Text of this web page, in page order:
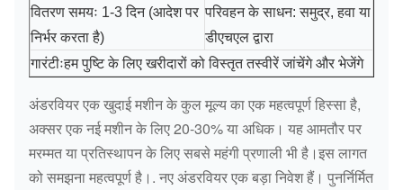
वितरण समयः 1-3 दिन (आदेश पर
निर्भर करता है)
परिवहन के साधन: समुद्र, हवा या
डीएचएल द्वारा
गारंटीःहम पुष्टि के लिए खरीदारों को विस्तृत तस्वीरें जांचेंगे और भेजेंगे
अंडरवियर एक खुदाई मशीन के कुल मूल्य का एक महत्वपूर्ण हिस्सा है,
अक्सर एक नई मशीन के लिए 20-30% या अधिक। यह आमतौर पर
मरम्मत या प्रतिस्थापन के लिए सबसे महंगी प्रणाली भी है।इस लागत
को समझना महत्वपूर्ण है।. नए अंडरवियर एक बड़ा निवेश हैं। पुनर्निर्मित